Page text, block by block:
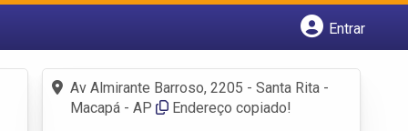
Entrar
Fazer login
Criar conta
Av Almirante Barroso, 2205 - Santa Rita -
Macapá - AP
Endereço copiado!